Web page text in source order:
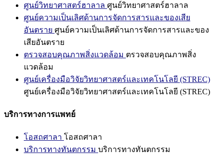
ศูนย์วิทยาศาสตร์ฮาลาล ศูนย์วิทยาศาสตร์ฮาลาล
ศูนย์ความเป็นเลิศด้านการจัดการสารและของเสีย
อันตราย ศูนย์ความเป็นเลิศด้านการจัดการสารและของ
เสียอันตราย
ตรวจสอบคุณภาพสิ่งแวดล้อม ตรวจสอบคุณภาพสิ่ง
แวดล้อม
ศูนย์เครื่องมือวิจัยวิทยาศาสตร์และเทคโนโลยี (STREC)
ศูนย์เครื่องมือวิจัยวิทยาศาสตร์และเทคโนโลยี (STREC)
บริการทางการแพทย์
โอสถศาลา โอสถศาลา
บริการทางทันตกรรม บริการทางทันตกรรม